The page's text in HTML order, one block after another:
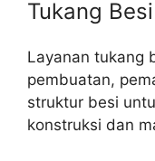
Tukang Besi
Layanan tukang
pembuatan,
struktur besi
konstruksi dan